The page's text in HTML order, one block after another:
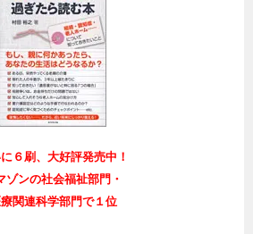
６刷、大好評発売中！
ゾンの社会福祉部門・
療関連科学部門で１位